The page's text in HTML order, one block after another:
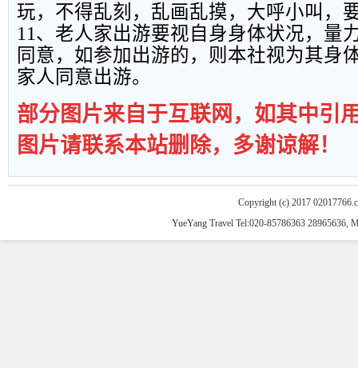
玩，不得乱刻，乱画乱摸，大呼小叫，
11、老人家出游要视自身身体状况，量
同意，如参加出游的，则本社视为其身
家人同意出游。
部分图片来自于互联网，如其中引
图片请联系本站删除，多谢谅解！
Copyright (c) 2017
YueYang Travel Tel:020-85786363 28965636,